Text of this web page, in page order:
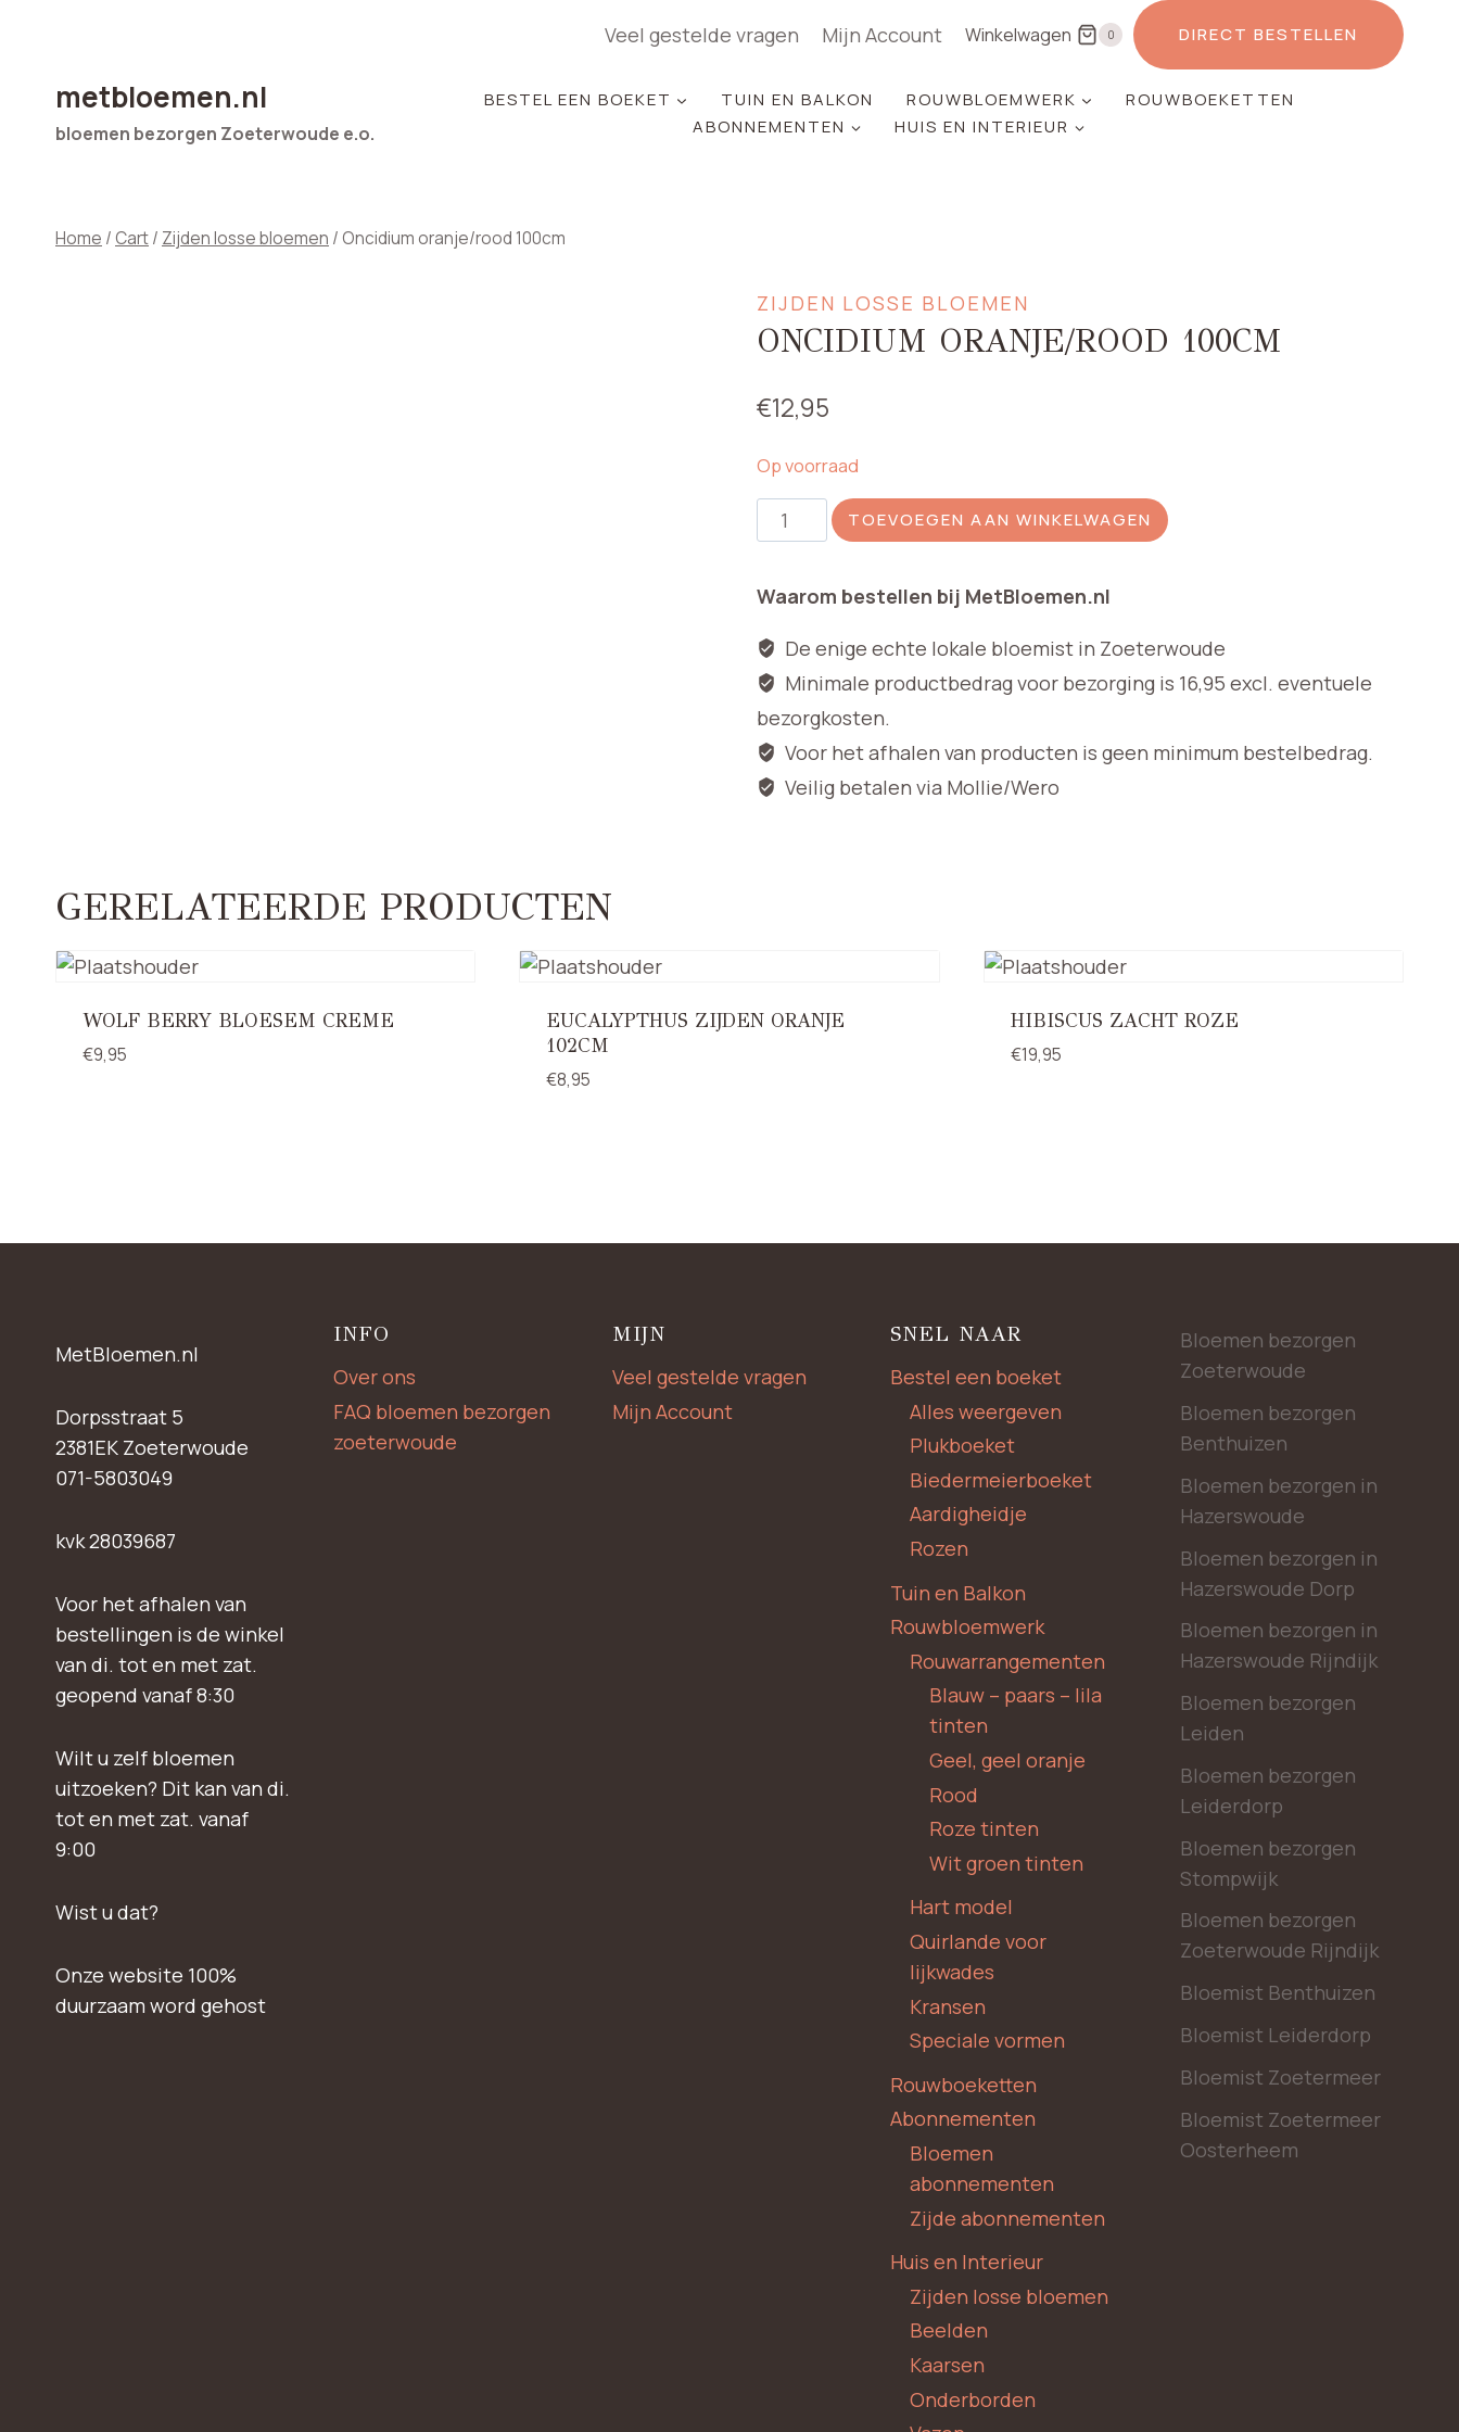
Veel gestelde vragen Mijn Account Winkelwagen 0 DIRECT BESTELLEN
metbloemen.nl
bloemen bezorgen Zoeterwoude e.o.
BESTEL EEN BOEKET TUIN EN BALKON ROUWBLOEMWERK
ROUWBOEKETTEN
ABONNEMENTEN
HUIS EN INTERIEUR
Home / Cart/ Zijden losse bloemen / Oncidium oranje/rood 100cm
ZIJDEN LOSSE BLOEMEN
ONCIDIUM ORANJE/ROOD 100CM
€12,95
Op voorraad
Oncidium
oranje/rood
aantal
TOEVOEGEN AAN WINKELWAGEN
Waarom bestellen bij MetBloemen.nl
De enige echte lokale bloemist in Zoeterwoude
Minimale productbedrag voor bezorging is 16,95 excl. eventuele
bezorgkosten.
Voor het afhalen van producten is geen minimum bestelbedrag.
Veilig betalen via Mollie/Wero
GERELATEERDE PRODUCTEN
WOLF BERRY BLOESEM CREME
€9,95
EUCALYPTHUS ZIJDEN ORANJE
102CM
€8,95
HIBISCUS ZACHT ROZE
€19,95
MetBloemen.nl
Dorpsstraat 5
2381EK Zoeterwoude
071-5803049
kvk 28039687
Voor het afhalen van
bestellingen is de winkel
van di. tot en met zat.
geopend vanaf 8:30
Wilt u zelf bloemen
uitzoeken? Dit kan van di.
tot en met zat. vanaf
9:00
Wist u dat?
Onze website 100%
duurzaam word gehost
INFO
Over ons
FAQ bloemen bezorgen
zoeterwoude
MIJN
Veel gestelde vragen
Mijn Account
SNEL NAAR
Bestel een boeket
Alles weergeven
Plukboeket
Biedermeierboeket
Aardigheidje
Rozen
Tuin en Balkon
Rouwbloemwerk
Rouwarrangementen
Blauw – paars – lila
tinten
Geel, geel oranje
Rood
Roze tinten
Wit groen tinten
Hart model
Quirlande voor
lijkwades
Kransen
Speciale vormen
Rouwboeketten
Abonnementen
Bloemen
abonnementen
Zijde abonnementen
Huis en Interieur
Zijden losse bloemen
Beelden
Kaarsen
Onderborden
Bloemen bezorgen
Zoeterwoude
Bloemen bezorgen
Benthuizen
Bloemen bezorgen in
Hazerswoude
Bloemen bezorgen in
Hazerswoude Dorp
Bloemen bezorgen in
Hazerswoude Rijndijk
Bloemen bezorgen
Leiden
Bloemen bezorgen
Leiderdorp
Bloemen bezorgen
Stompwijk
Bloemen bezorgen
Zoeterwoude Rijndijk
Bloemist Benthuizen
Bloemist Leiderdorp
Bloemist Zoetermeer
Bloemist Zoetermeer
Oosterheem